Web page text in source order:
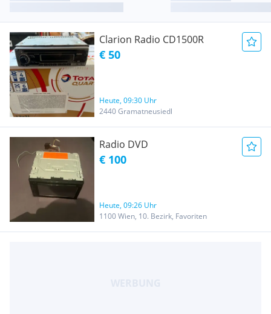
Clarion Radio CD1500R
€ 50
Heute, 09:30 Uhr
2440 Gramatneusiedl
Radio DVD
€ 100
Heute, 09:26 Uhr
1100 Wien, 10. Bezirk, Favoriten